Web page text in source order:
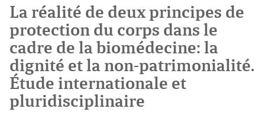
La réalité de deux principes de
protection du corps dans le
cadre de la biomédecine: la
dignité et la non-patrimonialité.
Étude internationale et
pluridisciplinaire